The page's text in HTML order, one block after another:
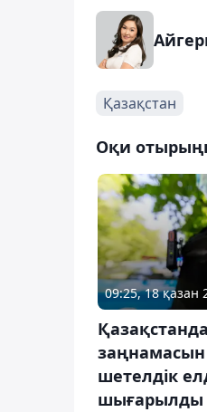
Қазақстан
Оқи
09:25, 18 қазан
заңнамасын
шетелдік
шығарылды